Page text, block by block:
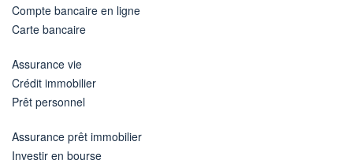
Compte bancaire en ligne
Carte bancaire
Assurance vie
Crédit immobilier
Prêt personnel
Assurance prêt immobilier
Investir en bourse